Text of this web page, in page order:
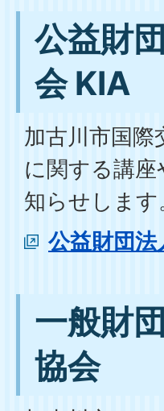
公益財
会 KIA
加古川市国
に関する講
知らせします
公益財団
一般財
協会